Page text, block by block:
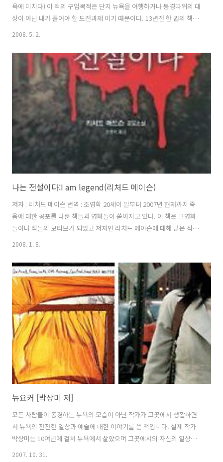
욕에 미치다) 이 책의 구입목적은 단지 뉴욕을 여행하거나 동경따위의 대
상이 아닌 내가 풀어야 할 도전과제 이기 때문이다. 13년전 한 권의 책으
로 인해 평범하게 직장을 다니던 회사원을 개발자의 길로 들어서게 한 계
줄 책이 될지도 모른다. 이 책때문에 갑자기 뉴욕과 나를 결부시킨건 아
니다. 아주 오래전서부터 마음속에 자리잡고 있었던 것이며, 최근에 그
계획이 좀더 구체화 되었다. 만약 13년전 직장생활을 지금까지 계속 했
다면 어느 정도 삶의 안정을 이루어 결혼도 했을테고 아이도 하나쯤은 있
었을 것이다. 그러나 만약이란 존재하지도 않으며 존재할 수도 없는 것
2008. 5. 2.
나는 전설이다:I am legend(리처드 메이슨)
저자 : 리처드 메이슨 번역 : 조영학 20세이 말부터 2007년 현재까지 죽
음에 대한 공포를 다룬 책들과 영화들이 쏟아지고 있다. 이 책은 그영화
들이나 책들의 모티브가 되었고 저자인 리처드 메이슨에 대해 많은 작가
들이 극찬을 아끼지 않고 있다. SF 작가 레이 브래드버리는 리처드 매드
없다.”라고 했으며, 의학 스릴러로 유명한 딘 쿤츠는 “리처드 매드슨이
있다는 것이 우리에게 더 없는 행복”이라며 극찬하였다. 알프레드 히치
콕 감독의 「사이코」의 원작자인 로버트 블록 역시 “매드슨의 재능이야
말로 모든 작가들이 진정으로 본받아야 한다.”라며 찬사를 보냈다. -네이
버 책소개에서- 좀비에 대한 이야기는 남미에서 시작되었지만 지금은 전
세계적..
2008. 1. 8.
뉴요커 [박상미 저]
모든 사람들이 동경하는 뉴욕의 모습이 아닌 작가가 그곳에서 생활하면
서 뉴욕의 잔잔한 일상과 예술에 대한 이야기를 쓴 책입니다. 실제 작가
박상미는 10여년에 걸쳐 뉴욕에서 살았으며 그곳에서의 자신의 일상을
2007. 10. 31.